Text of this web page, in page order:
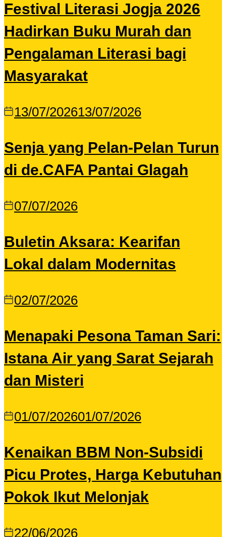
Festival Literasi Jogja 2026
Hadirkan Buku Murah dan
Pengalaman Literasi bagi
Masyarakat
13/07/202613/07/2026
Senja yang Pelan-Pelan Turun
di de.CAFA Pantai Glagah
07/07/2026
Buletin Aksara: Kearifan
Lokal dalam Modernitas
02/07/2026
Menapaki Pesona Taman Sari:
Istana Air yang Sarat Sejarah
dan Misteri
01/07/202601/07/2026
Kenaikan BBM Non-Subsidi
Picu Protes, Harga Kebutuhan
Pokok Ikut Melonjak
22/06/2026